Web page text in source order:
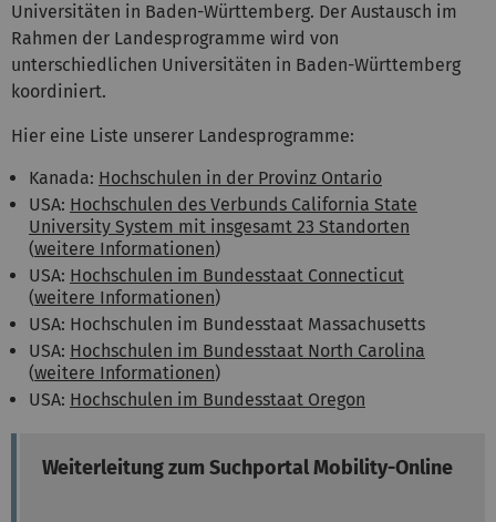
Universitäten in Baden-Württemberg. Der Austausch im
Rahmen der Landesprogramme wird von
unterschiedlichen Universitäten in Baden-Württemberg
koordiniert.
Hier eine Liste unserer Landesprogramme:
Kanada: Hochschulen in der Provinz Ontario
USA: Hochschulen des Verbunds California State
University System mit insgesamt 23 Standorten
(weitere Informationen)
USA: Hochschulen im Bundesstaat Connecticut
(weitere Informationen)
USA: Hochschulen im Bundesstaat Massachusetts
USA: Hochschulen im Bundesstaat North Carolina
(weitere Informationen)
USA: Hochschulen im Bundesstaat Oregon
Weiterleitung zum Suchportal Mobility-Online